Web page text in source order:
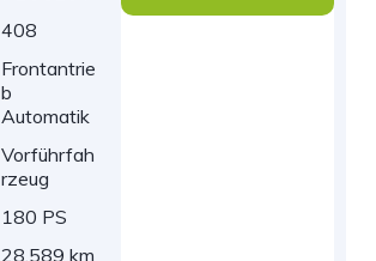
408
Frontantrie
b
Automatik
Vorführfah
rzeug
180 PS
28.589 km